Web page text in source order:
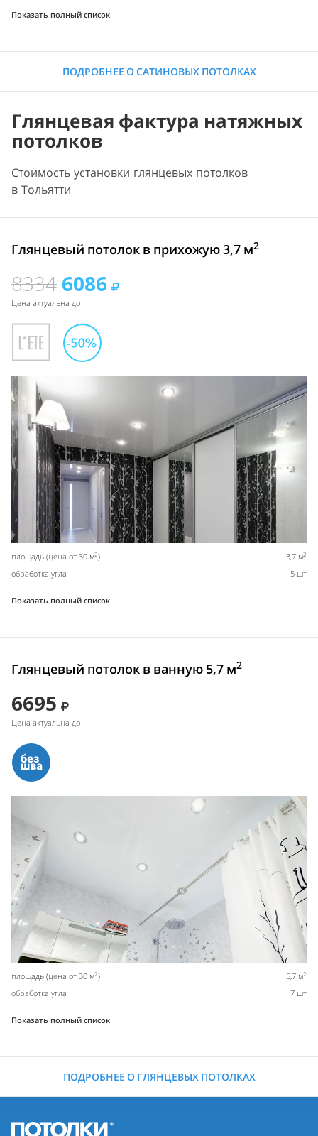
Показать полный список
ПОДРОБНЕЕ О САТИНОВЫХ ПОТОЛКАХ
Глянцевая фактура натяжных
потолков
Стоимость установки глянцевых потолков
в Тольятти
Глянцевый потолок в прихожую 3,7 м2
8334 6086
Цена актуальна до
площадь (цена от 30 м2) 3,7 м2
обработка угла 5 шт
Показать полный список
Глянцевый потолок в ванную 5,7 м2
6695
Цена актуальна до
площадь (цена от 30 м2) 5,7 м2
обработка угла 7 шт
Показать полный список
ПОДРОБНЕЕ О ГЛЯНЦЕВЫХ ПОТОЛКАХ